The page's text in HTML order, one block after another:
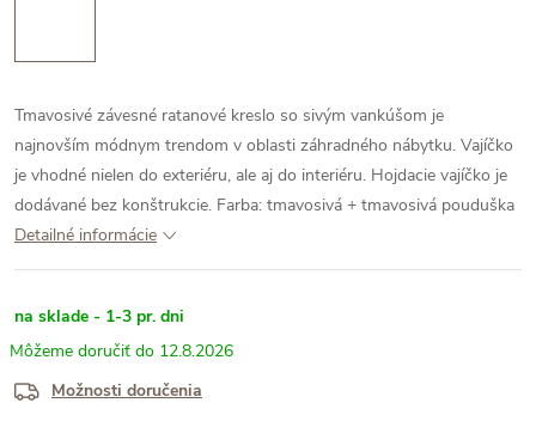
Tmavosivé závesné ratanové kreslo so sivým vankúšom je
najnovším módnym trendom v oblasti záhradného nábytku. Vajíčko
je vhodné nielen do exteriéru, ale aj do interiéru. Hojdacie vajíčko je
dodávané bez konštrukcie. Farba: tmavosivá + tmavosivá pouduška
Detailné informácie
na sklade - 1-3 pr. dni
12.8.2026
Možnosti doručenia